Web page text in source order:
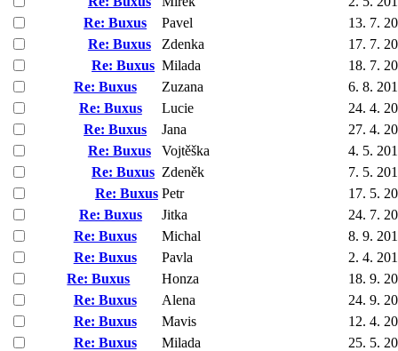
Re: Buxus
Pavel
13. 7.
Re: Buxus
Zdenka
17. 7.
Re: Buxus Milada
18. 7.
Re: Buxus
Zuzana
6. 8.
Re: Buxus
Lucie
24. 4.
Re: Buxus
Jana
27. 4.
Re: Buxus
Vojtěška
4. 5.
Re: Buxus Zdeněk
7. 5.
Re: Buxus Petr
17. 5.
Re: Buxus
Jitka
24. 7.
Re: Buxus
Michal
8. 9.
Re: Buxus
Pavla
2. 4.
Re: Buxus
Honza
18. 9.
Re: Buxus
Alena
24. 9.
Re: Buxus
Mavis
12. 4.
Re: Buxus
Milada
25. 5.